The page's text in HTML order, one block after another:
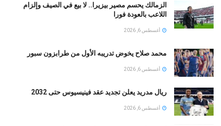
الزمالك يحسم مصير بيزيرا.. لا بيع في الصيف وإلزام
اللاعب بالعودة فورا
أغسطس 6, 2026
محمد صلاح يخوض تدريبه الأول من طرابزون سبور
أغسطس 6, 2026
ريال مدريد يعلن تجديد عقد فينيسيوس حتى 2032
أغسطس 6, 2026